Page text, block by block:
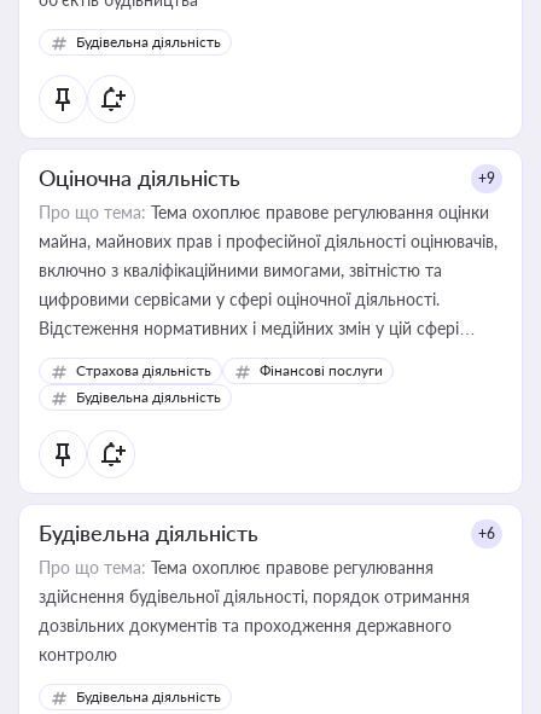
Будівельна діяльність
Оціночна діяльність +9
Про що тема: Тема охоплює правове регулювання оцінки
майна, майнових прав і професійної діяльності оцінювачів,
включно з кваліфікаційними вимогами, звітністю та
цифровими сервісами у сфері оціночної діяльності.
Відстеження нормативних і медійних змін у цій сфері
корисне для власника бізнесу, керівника, юриста або
бухгалтера під час оподаткування, приватизації, оренди
державного майна, корпоративних угод і перевірки
статусу суб'єктів оціночної діяльності
Страхова діяльність
Фінансові послуги
Будівельна діяльність
Будівельна діяльність +6
Про що тема: Тема охоплює правове регулювання
здійснення будівельної діяльності, порядок отримання
дозвільних документів та проходження державного
контролю
Будівельна діяльність